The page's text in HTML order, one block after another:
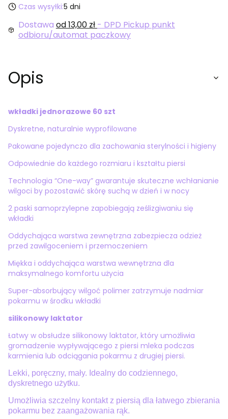
Czas wysyłki:5 dni
Dostawa od 13,00 zł - DPD Pickup punkt
odbioru/automat paczkowy
Opis
wkładki jednorazowe 60 szt
Dyskretne, naturalnie wyprofilowane
Pakowane pojedynczo dla zachowania sterylności i higieny
Odpowiednie do każdego rozmiaru i kształtu piersi
Technologia “One-way” gwarantuje skuteczne wchłanianie
wilgoci by pozostawić skórę suchą w dzień i w nocy
2 paski samoprzylepne zapobiegają ześlizgiwaniu się
wkładki
Oddychająca warstwa zewnętrzna zabezpiecza odzież
przed zawilgoceniem i przemoczeniem
Miękka i oddychająca warstwa wewnętrzna dla
maksymalnego komfortu użycia
Super-absorbujący wilgoć polimer zatrzymuje nadmiar
pokarmu w środku wkładki
silikonowy laktator
Łatwy w obsłudze silikonowy laktator, który umożliwia
gromadzenie wypływającego z piersi mleka podczas
karmienia lub odciągania pokarmu z drugiej piersi.
Lekki, poręczny, mały. Idealny do codziennego,
dyskretnego użytku.
Umożliwia szczelny kontakt z piersią dla łatwego zbierania
pokarmu bez zaangażowania rąk.